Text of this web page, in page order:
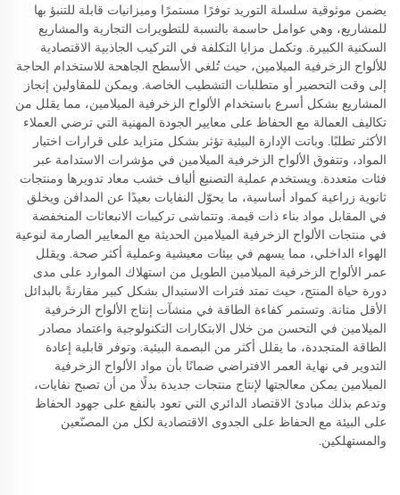
يضمن موثوقية سلسلة التوريد توفرًا مستمرًا وميزانيات قابلة للتنبؤ بها
للمشاريع، وهي عوامل حاسمة بالنسبة للتطويرات التجارية والمشاريع
السكنية الكبيرة. وتكمل مزايا التكلفة في التركيب الجاذبية الاقتصادية
للألواح الزخرفية الميلامين، حيث تُلغي الأسطح الجاهحة للاستخدام الحاجة
إلى وقت التحضير أو متطلبات التشطيب الخاصة. ويمكن للمقاولين إنجاز
المشاريع بشكل أسرع باستخدام الألواح الزخرفية الميلامين، مما يقلل من
تكاليف العمالة مع الحفاظ على معايير الجودة المهنية التي ترضي العملاء
الأكثر تطلبًا. وباتت الإدارة البيئية تؤثر بشكل متزايد على قرارات اختيار
المواد، وتتفوق الألواح الزخرفية الميلامين في مؤشرات الاستدامة عبر
فئات متعددة. ويستخدم عملية التصنيع ألياف خشب معاد تدويرها ومنتجات
ثانوية زراعية كمواد أساسية، ما يحوّل النفايات بعيدًا عن المدافن ويخلق
في المقابل مواد بناء ذات قيمة. وتتماشى تركيبات الانبعاثات المنخفضة
في منتجات الألواح الزخرفية الميلامين الحديثة مع المعايير الصارمة لنوعية
الهواء الداخلي، مما يسهم في بيئات معيشية وعملية أكثر صحة. ويقلل
عمر الألواح الزخرفية الميلامين الطويل من استهلاك الموارد على مدى
دورة حياة المنتج، حيث تمتد فترات الاستبدال بشكل كبير مقارنةً بالبدائل
الأقل متانة. وتستمر كفاءة الطاقة في منشآت إنتاج الألواح الزخرفية
الميلامين في التحسن من خلال الابتكارات التكنولوجية واعتماد مصادر
الطاقة المتجددة، ما يقلل أكثر من البصمة البيئية. وتوفر قابلية إعادة
التدوير في نهاية العمر الافتراضي ضمانًا بأن مواد الألواح الزخرفية
الميلامين يمكن معالجتها لإنتاج منتجات جديدة بدلًا من أن تصبح نفايات،
وتدعم بذلك مبادئ الاقتصاد الدائري التي تعود بالنفع على جهود الحفاظ
على البيئة مع الحفاظ على الجدوى الاقتصادية لكل من المصنّعين
والمستهلكين.